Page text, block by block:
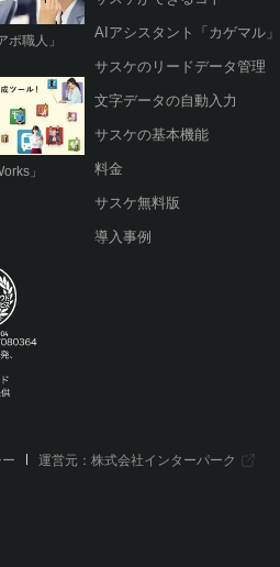
職人」
」
AIアシスタント「カゲマル」
サスケのリードデータ管理
文字データの自動入力
サスケの基本機能
料金
サスケ無料版
導入事例
運営元： 株式会社インターパーク